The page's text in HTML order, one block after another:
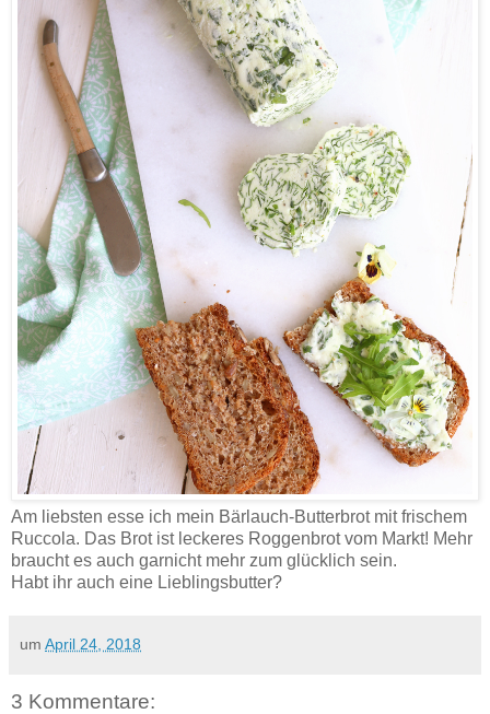
Am liebsten esse ich mein Bärlauch-Butterbrot mit frischem
Ruccola. Das Brot ist leckeres Roggenbrot vom Markt! Mehr
braucht es auch garnicht mehr zum glücklich sein.
Habt ihr auch eine Lieblingsbutter?
um April 24, 2018
3 Kommentare: